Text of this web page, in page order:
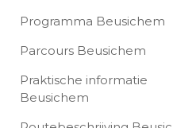
Programma Beusichem
Parcours Beusichem
Praktische informatie
Beusichem